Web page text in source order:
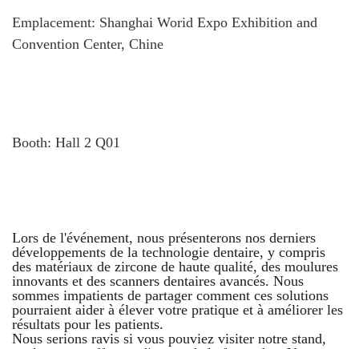
Emplacement: Shanghai Worid Expo Exhibition and
Convention Center, Chine
Booth: Hall 2 Q01
Lors de l'événement, nous présenterons nos derniers
développements de la technologie dentaire, y compris
des matériaux de zircone de haute qualité, des moulures
innovants et des scanners dentaires avancés. Nous
sommes impatients de partager comment ces solutions
pourraient aider à élever votre pratique et à améliorer les
résultats pour les patients.
Nous serions ravis si vous pouviez visiter notre stand,